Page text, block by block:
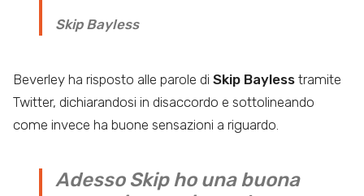
Skip Bayless
Beverley ha risposto alle parole di Skip Bayless tramite
Twitter, dichiarandosi in disaccordo e sottolineando
come invece ha buone sensazioni a riguardo.
Adesso Skip ho una buona